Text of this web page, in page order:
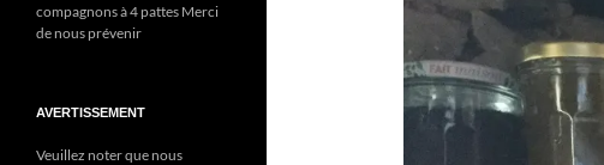
compagnons à 4 pattes Merci
de nous prévenir
AVERTISSEMENT
Veuillez noter que nous